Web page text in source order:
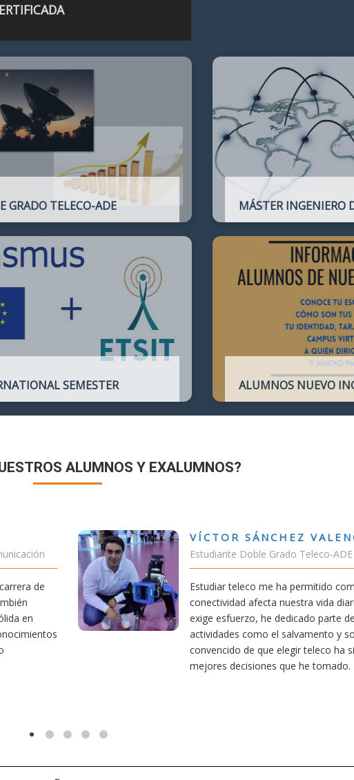
GRADO TELECO-ADE
de Telecomunicación con la de
y Dirección de Empresas
MÁSTER INGENIERO
profesionales del
Telecomunicación y que
ejercicio de la profesión.
SEMESTER ALUMNOS NUEVO
ALUMNOS Y EXALUMNOS?
VALENCIA
Grado Teleco-ADE
me ha permitido comprender cómo la
nuestra vida diaria. Aunque la carrera
he dedicado parte de mi tiempo a otras
el salvamento y socorrismo. Estoy
elegir teleco ha sido una de las
que he tomado.
En
mía